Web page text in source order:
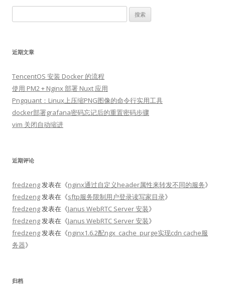
索：
近期文章
TencentOS 安装 Docker 的流程
使用 PM2 + Nginx 部署 Nuxt 应用
Pngquant：Linux上压缩PNG图像的命令行实用工具
docker部署grafana密码忘记后的重置密码步骤
vim 关闭自动缩进
近期评论
fredzeng发表在《nginx通过自定义header属性来转发不同的服务》
fredzeng发表在《sftp服务限制用户登录读写家目录》
fredzeng发表在《Janus WebRTC Server 安装》
fredzeng发表在《Janus WebRTC Server 安装》
fredzeng发表在《nginx1.6.2配ngx_cache_purge实现cdn cache服
务器》
归档